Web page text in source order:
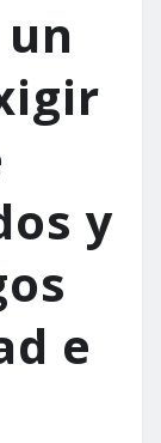
y
e